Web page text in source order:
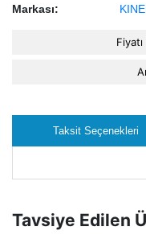
Markası:
Taksit Seçenekleri
Tavsiye Edilen